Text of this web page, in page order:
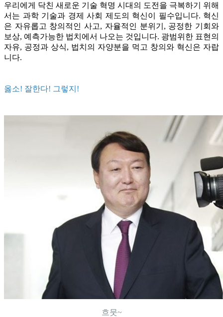
우리에게 닥친 새로운 기술 혁명 시대의 도전을 극복하기 위해
서는 과학 기술과 경제 사회 제도의 혁신이 필수입니다. 혁신
은 자유롭고 창의적인 사고, 자율적인 분위기, 공정한 기회와
보상, 예측가능한 법치에서 나오는 것입니다. 광범위한 표현의
자유, 공정과 상식, 법치의 자양분을 먹고 창의와 혁신은 자랍
니다.
옳소! 잘한다! 그렇지!
흐뭇~